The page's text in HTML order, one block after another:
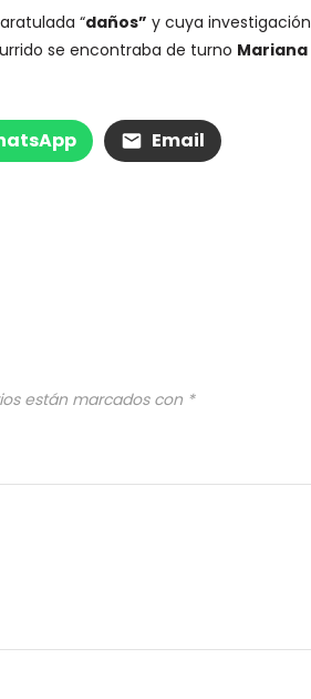
“daños” y cuya investigación
se encontraba de turno Mariana
Email
están marcados con *